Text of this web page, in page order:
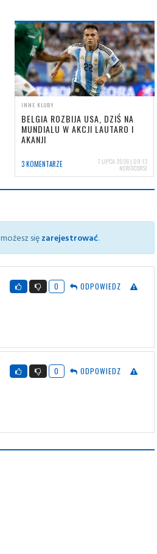
INNE KLUBY
BELGIA ROZBIJA USA, DZIŚ NA
MUNDIALU W AKCJI LAUTARO I
AKANJI
3 KOMENTARZE 7 LIPCA 2026 | 09:13
NERIOCORSI
sięzarejestrować.
0 ODPOWIEDZ
0 ODPOWIEDZ